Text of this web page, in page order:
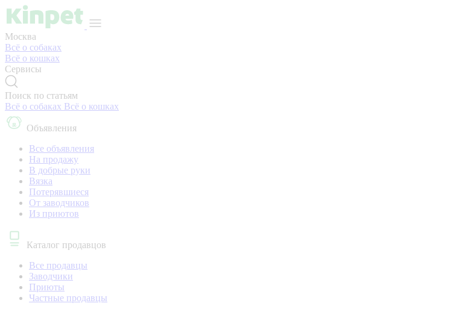
Москва
Всё о собаках
Всё о кошках
Сервисы
Поиск по статьям
Всё о собаках Всё о кошках
Объявления
Все объявления
На продажу
В добрые руки
Вязка
Потерявшиеся
От заводчиков
Из приютов
Каталог продавцов
Все продавцы
Заводчики
Приюты
Частные продавцы